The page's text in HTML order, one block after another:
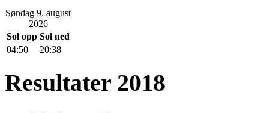
Søndag 9. august
2026
Sol opp Sol ned
04:50
20:38
Resultater 2018